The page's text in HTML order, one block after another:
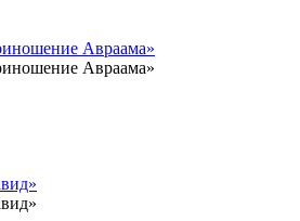
Авраама»
Авраама»